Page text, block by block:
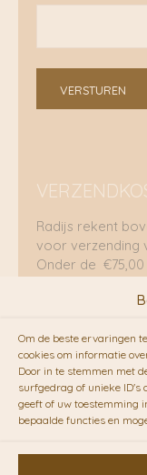
Om de beste ervaringen
cookies om informatie
Door in te stemmen met
surfgedrag of unieke ID's
geeft of uw toestemming
bepaalde functies en
VERSTUREN
Radijs rekent
voor verzending
Onder de
RADIJS werkt
van
10.00 uur
bezorgen zij
avonduren!
waar mogelijk